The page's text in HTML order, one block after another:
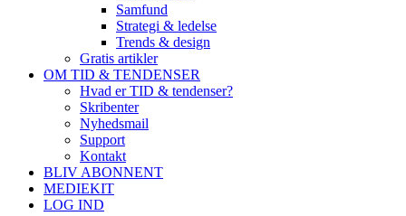
Samfund
Strategi & ledelse
Trends & design
Gratis artikler
OM TID & TENDENSER
Hvad er TID & tendenser?
Skribenter
Nyhedsmail
Support
Kontakt
BLIV ABONNENT
MEDIEKIT
LOG IND